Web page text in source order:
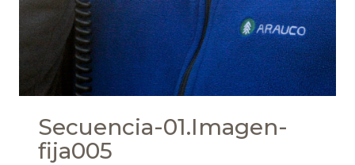
Secuencia-01.Imagen-
fija005